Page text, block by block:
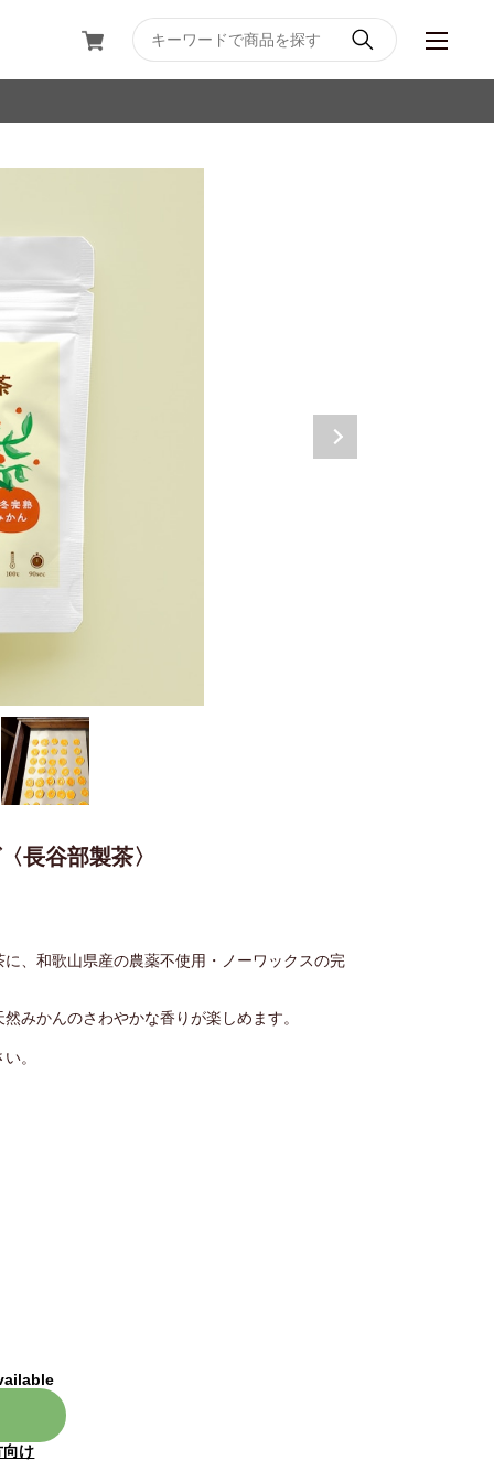
長谷部製茶〉
、和歌山県産の農薬不使用・ノーワックスの完
みかんのさわやかな香りが楽しめます。
。
向け